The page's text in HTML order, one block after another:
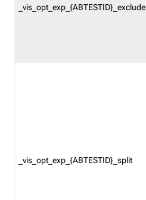
_vis_opt_exp_{ABTESTID}_exclude
_vis_opt_exp_{ABTESTID}_split